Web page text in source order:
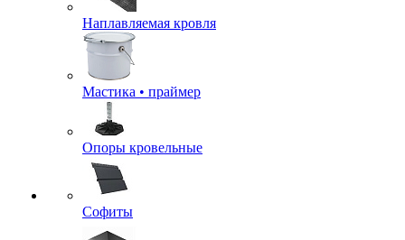
Наплавляемая кровля
Мастика • праймер
Опоры кровельные
Софиты